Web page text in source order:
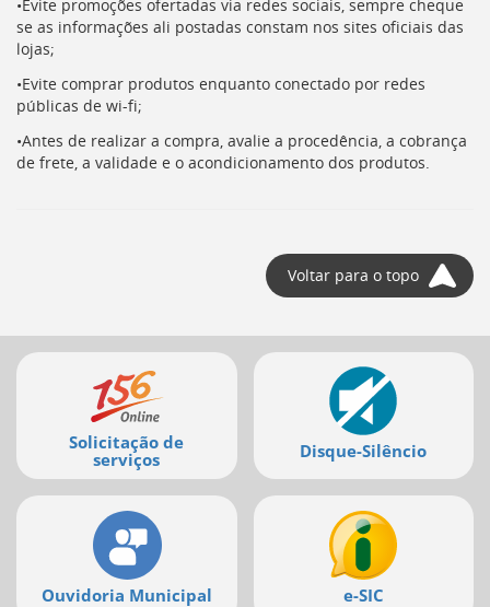
•Evite promoções ofertadas via redes sociais, sempre cheque
se as informações ali postadas constam nos sites oficiais das
lojas;
•Evite comprar produtos enquanto conectado por redes
públicas de wi-fi;
•Antes de realizar a compra, avalie a procedência, a cobrança
de frete, a validade e o acondicionamento dos produtos.
Voltar para o topo
Mais
serviços
Solicitação de
serviços
Disque-Silêncio
Ouvidoria Municipal e-SIC